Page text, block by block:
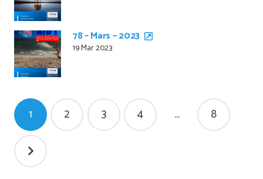
78 – Mars – 2023
19 Mar 2023
Pagination
des
publications
1 2 3 4 … 8